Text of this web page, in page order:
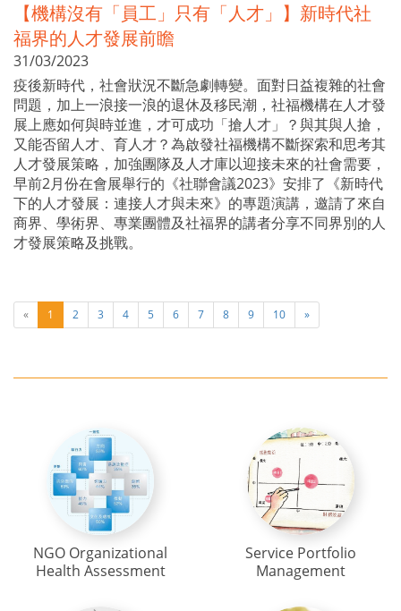
【機構沒有「員工」只有「人才」】新時代社
福界的人才發展前瞻
31/03/2023
疫後新時代，社會狀況不斷急劇轉變。面對日益複雜的社會
問題，加上一浪接一浪的退休及移民潮，社福機構在人才發
展上應如何與時並進，才可成功「搶人才」？與其與人搶，
又能否留人才、育人才？為啟發社福機構不斷探索和思考其
人才發展策略，加強團隊及人才庫以迎接未來的社會需要，
早前2月份在會展舉行的《社聯會議2023》安排了《新時代
下的人才發展：連接人才與未來》的專題演講，邀請了來自
商界、學術界、專業團體及社福界的講者分享不同界別的人
才發展策略及挑戰。
« 1 2 3 4 5 6 7 8 9 10 »
NGO Organizational
Health Assessment
Service Portfolio
Management